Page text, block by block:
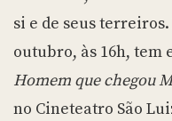
si e de seus
outubro, às 16h, tem
Homem que chegou
no Cineteatro São